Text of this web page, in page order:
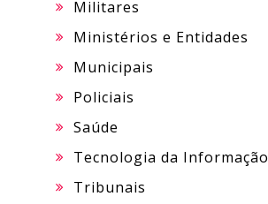
Militares
Ministérios e Entidades
Municipais
Policiais
Saúde
Tecnologia da Informação
Tribunais